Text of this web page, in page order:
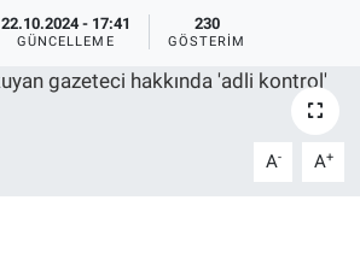
22.10.2024 - 17:41
GÜNCELLEME
230
GÖSTERIM
A- A+